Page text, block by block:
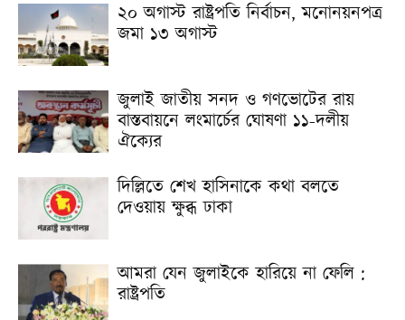
২০ অগাস্ট রাষ্ট্রপতি নির্বাচন, মনোনয়নপত্র
জমা ১৩ অগাস্ট
জুলাই জাতীয় সনদ ও গণভোটের রায়
বাস্তবায়নে লংমার্চের ঘোষণা ১১-দলীয়
ঐক্যের
দিল্লিতে শেখ হাসিনাকে কথা বলতে
দেওয়ায় ক্ষুব্ধ ঢাকা
আমরা যেন জুলাইকে হারিয়ে না ফেলি :
রাষ্ট্রপতি